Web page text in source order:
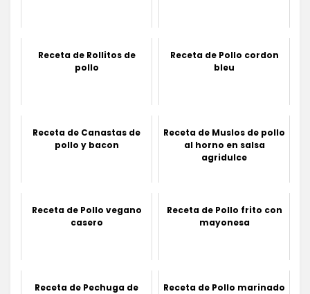
Receta de Rollitos de
pollo
Receta de Pollo cordon
bleu
Receta de Canastas de
pollo y bacon
Receta de Muslos de pollo
al horno en salsa
agridulce
Receta de Pollo vegano
casero
Receta de Pollo frito con
mayonesa
Receta de Pechuga de
Receta de Pollo marinado